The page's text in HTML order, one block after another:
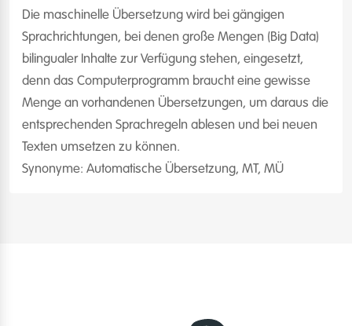
Die maschinelle Übersetzung wird bei gängigen
Sprachrichtungen, bei denen große Mengen (Big Data)
bilingualer Inhalte zur Verfügung stehen, eingesetzt,
denn das Computerprogramm braucht eine gewisse
Menge an vorhandenen Übersetzungen, um daraus die
entsprechenden Sprachregeln ablesen und bei neuen
Texten umsetzen zu können.
Synonyme: Automatische Übersetzung, MT, MÜ